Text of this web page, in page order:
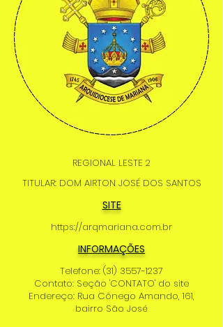
REGIONAL LESTE 2
TITULAR: DOM AIRTON JOSÉ DOS SANTOS
SITE
https://arqmariana.com.br
INFORMAÇÕES
Telefone: (31) 3557-1237
Contato: Seção 'CONTATO' do site
Endereço: Rua Cônego Amando, 161,
bairro São José